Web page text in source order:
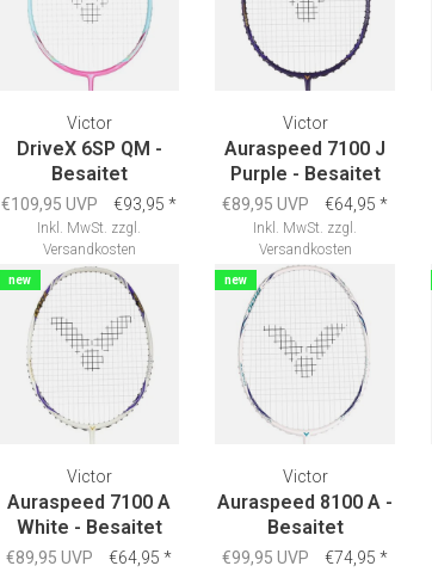
Victor
DriveX 6SP QM -
Besaitet
€109,95 UVP €93,95 *
Inkl. MwSt. zzgl.
Versandkosten
Victor
Auraspeed 7100 J
Purple - Besaitet
€89,95 UVP €64,95 *
Inkl. MwSt. zzgl.
Versandkosten
new
Victor
Auraspeed 7100 A
White - Besaitet
€89,95 UVP €64,95 *
new
Victor
Auraspeed 8100 A -
Besaitet
€99,95 UVP €74,95 *